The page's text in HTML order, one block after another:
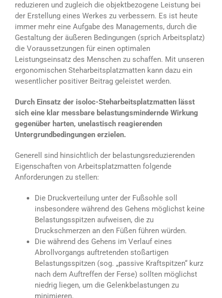
reduzieren und zugleich die objektbezogene Leistung bei
der Erstellung eines Werkes zu verbessern. Es ist heute
immer mehr eine Aufgabe des Managements, durch die
Gestaltung der äußeren Bedingungen (sprich Arbeitsplatz)
die Voraussetzungen für einen optimalen
Leistungseinsatz des Menschen zu schaffen. Mit unseren
ergonomischen Steharbeitsplatzmatten kann dazu ein
wesentlicher positiver Beitrag geleistet werden.
Durch Einsatz der isoloc-Steharbeitsplatzmatten lässt
sich eine klar messbare belastungsmindernde Wirkung
gegenüber harten, unelastisch reagierenden
Untergrundbedingungen erzielen.
Generell sind hinsichtlich der belastungsreduzierenden
Eigenschaften von Arbeitsplatzmatten folgende
Anforderungen zu stellen:
Die Druckverteilung unter der Fußsohle soll
insbesondere während des Gehens möglichst keine
Belastungsspitzen aufweisen, die zu
Druckschmerzen an den Füßen führen würden.
Die während des Gehens im Verlauf eines
Abrollvorgangs auftretenden stoßartigen
Belastungsspitzen (sog. „passive Kraftspitzen“ kurz
nach dem Auftreffen der Ferse) sollten möglichst
niedrig liegen, um die Gelenkbelastungen zu
minimieren.